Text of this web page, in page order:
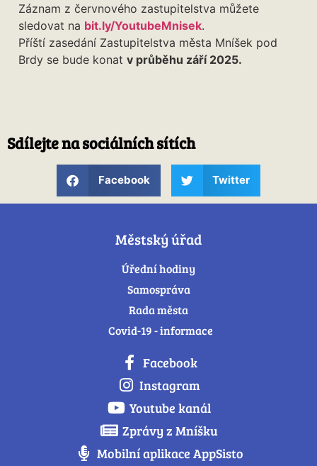
Záznam z červnového zastupitelstva můžete
sledovat na bit.ly/YoutubeMnisek.
Příští zasedání Zastupitelstva města Mníšek pod
Brdy se bude konat v průběhu září 2025.
Sdílejte na sociálních sítích
Facebook Twitter
Městský úřad
Úřední hodiny
Samospráva
Rada města
Covid-19 - informace
Facebook
Instagram
Youtube kanál
Zprávy z Mníšku
Mobilní aplikace AppSisto